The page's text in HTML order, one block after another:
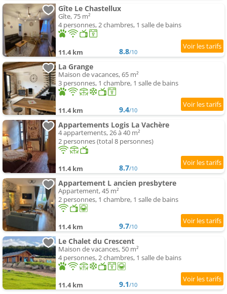
Gîte Le Chastellux
Gîte, 75 m²
4 personnes, 2 chambres, 1 salle de bains
11.4 km 8.8/10
La Grange
Maison de vacances, 65 m²
3 personnes, 1 chambre, 1 salle de bains
11.4 km 9.4/10
Appartements Logis La Vachère
4 appartements, 26 à 40 m²
2 personnes (total 8 personnes)
11.4 km 8.7/10
Appartement L ancien presbytere
Appartement, 45 m²
2 personnes, 1 chambre, 1 salle de bains
11.4 km 9.7/10
Le Chalet du Crescent
Maison de vacances, 50 m²
4 personnes, 2 chambres, 1 salle de bains
11.4 km 9.1/10